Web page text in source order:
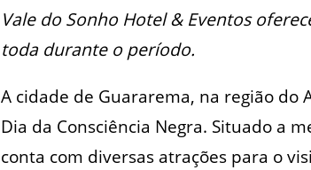
Vale do Sonho Hotel & Eventos
toda durante o período.
A cidade de Guararema, na região do
Dia da Consciência Negra. Situado a
conta com diversas atrações para o